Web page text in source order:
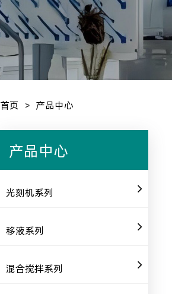
首页 > 产品中心
产品中心
光刻机系列
移液系列
混合搅拌系列